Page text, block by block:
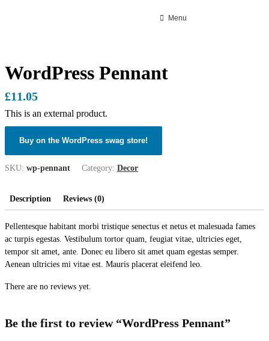
Menu
WordPress Pennant
£11.05
This is an external product.
Buy on the WordPress swag store!
SKU: wp-pennant Category: Decor
Description Reviews (0)
Pellentesque habitant morbi tristique senectus et netus et malesuada fames
ac turpis egestas. Vestibulum tortor quam, feugiat vitae, ultricies eget,
tempor sit amet, ante. Donec eu libero sit amet quam egestas semper.
Aenean ultricies mi vitae est. Mauris placerat eleifend leo.
There are no reviews yet.
Be the first to review “WordPress Pennant”